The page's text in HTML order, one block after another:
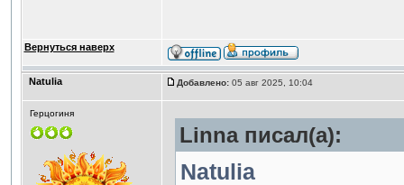
Вернуться наверх
Natulia Добавлено:05 авг 2025, 10:04
Герцогиня
Linna писал(а):
Natulia